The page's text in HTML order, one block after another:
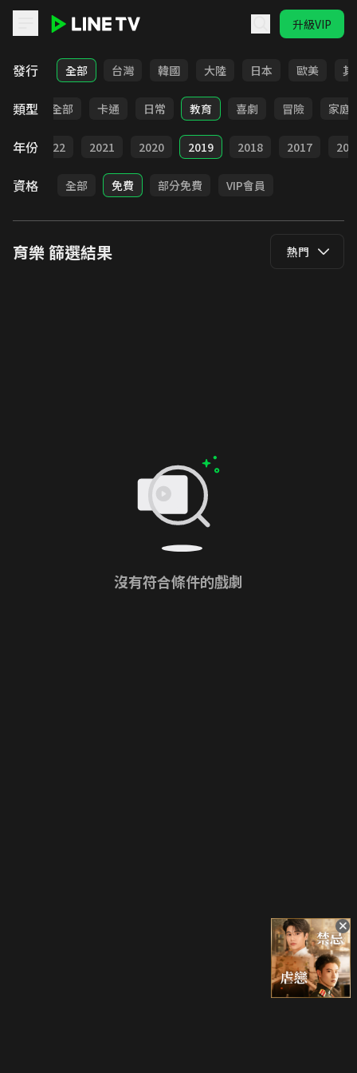
升級VIP
LINE TV - 育樂
發行 全部 台灣 韓國 大陸 日本 歐美 其
類型 全部 卡通 日常 教育 喜劇 冒險 家庭
年份 2022 2021 2020 2019 2018 2017
資格 全部 免費 部分免費 VIP會員
育樂篩選結果 熱門
沒有符合條件的戲劇